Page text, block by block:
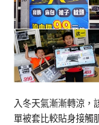
入冬天氣漸漸轉涼，
單被套比較貼身接觸